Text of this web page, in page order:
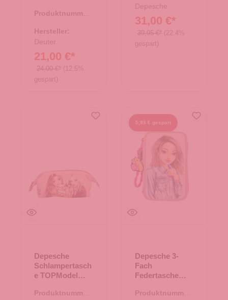
hain
Produktnummer:
Hersteller:
Deuter
21,00 €*
24,00 €* (12.5%
gespart)
Depesche
31,00 €*
39,95 €* (22.4%
gespart)
Depesche
Schlampertasch
e TOPModel
FRIENDS Rosa
Produktnummer:
5,95 € gespart
Depesche 3-
Fach
Federtasche
Produktnummer: